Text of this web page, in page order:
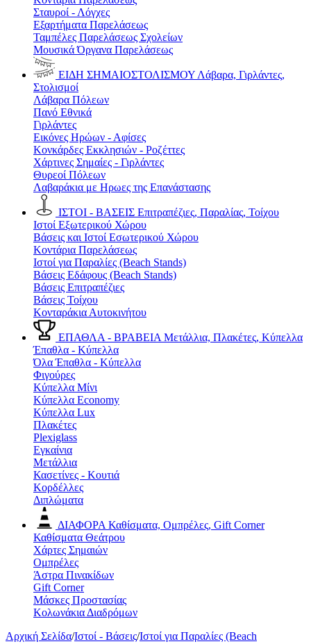
Σταυροί - Λόγχες
Εξαρτήματα Παρελάσεως
Ταμπέλες Παρελάσεως Σχολείων
Μουσικά Όργανα Παρελάσεως
ΕΙΔΗ ΣΗΜΑΙΟΣΤΟΛΙΣΜΟΥ Λάβαρα, Γιρλάντες,
Στολισμοί
Λάβαρα Πόλεων
Πανό Εθνικά
Γιρλάντες
Εικόνες Ηρώων - Αφίσες
Κονκάρδες Εκκλησιών - Ροζέττες
Χάρτινες Σημαίες - Γιρλάντες
Θυρεοί Πόλεων
Λαβαράκια με Ηρωες της Επανάστασης
ΙΣΤΟΙ - ΒΑΣΕΙΣ Επιτραπέζιες, Παραλίας, Τοίχου
Ιστοί Εξωτερικού Χώρου
Βάσεις και Ιστοί Εσωτερικού Χώρου
Κοντάρια Παρελάσεως
Ιστοί για Παραλίες (Beach Stands)
Βάσεις Εδάφους (Beach Stands)
Βάσεις Επιτραπέζιες
Βάσεις Τοίχου
Κονταράκια Αυτοκινήτου
ΕΠΑΘΛΑ - ΒΡΑΒΕΙΑ Μετάλλια, Πλακέτες, Κύπελλα
Έπαθλα - Κύπελλα
Όλα Έπαθλα - Κύπελλα
Φιγούρες
Κύπελλα Μίνι
Κύπελλα Economy
Κύπελλα Lux
Πλακέτες
Plexiglass
Εγκαίνια
Μετάλλια
Κασετίνες - Κουτιά
Κορδέλλες
Διπλώματα
ΔΙΑΦΟΡΑ Καθίσματα, Ομπρέλες, Gift Corner
Καθίσματα Θεάτρου
Χάρτες Σημαιών
Ομπρέλες
Άστρα Πινακίδων
Gift Corner
Μάσκες Προστασίας
Κολωνάκια Διαδρόμων
Αρχική Σελίδα/Ιστοί - Βάσεις/Ιστοί για Παραλίες (Beach